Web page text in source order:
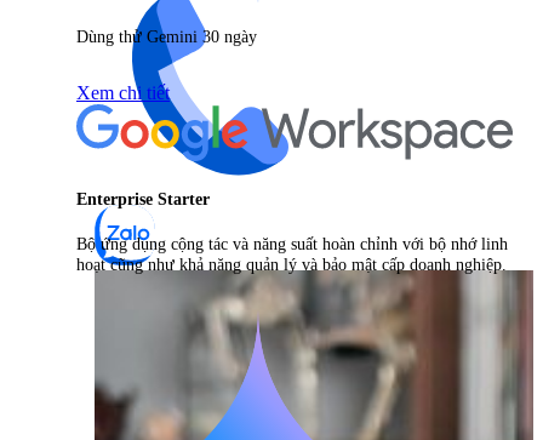
Dùng thử Gemini 30 ngày
Xem chi tiết
Enterprise Starter
Bộ ứng dụng cộng tác và năng suất hoàn chỉnh với bộ nhớ linh
hoạt cũng như khả năng quản lý và bảo mật cấp doanh nghiệp.